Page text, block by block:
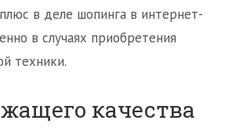
в деле шопинга в интернет-
в случаях приобретения
техники.
качества